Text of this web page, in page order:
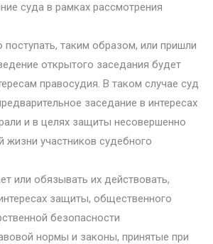
суда в рамках рассмотрения
таким образом, или пришли
открытого заседания будет
правосудия. В таком случае суд
заседание в интересах
и в целях защиты несовершенно
жизни участников судебного
или обязывать их действовать,
защиты, общественного
безопасности
нормы и законы, принятые при